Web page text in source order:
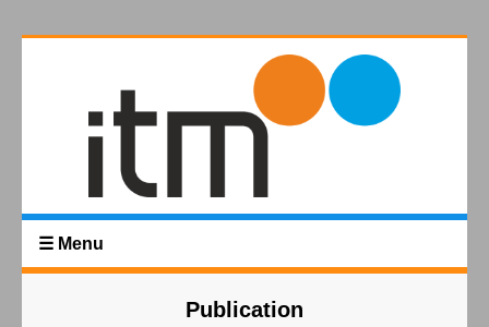
☰ Menu
Publication